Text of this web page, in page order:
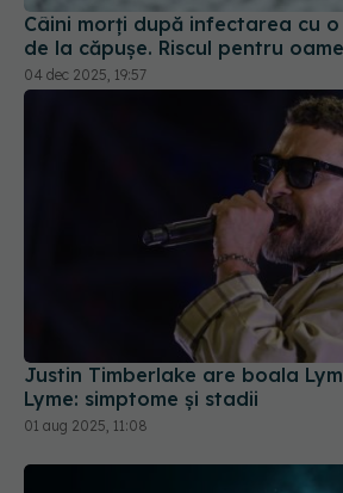
Câini morți după infectarea cu
de la căpușe. Riscul pentru
04 dec 2025, 19:57
Justin Timberlake are boala
Lyme: simptome și stadii
01 aug 2025, 11:08